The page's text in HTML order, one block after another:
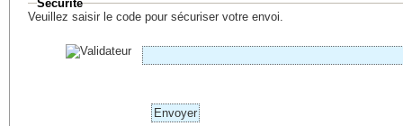
Sécurité
Veuillez saisir le code pour sécuriser votre envoi.